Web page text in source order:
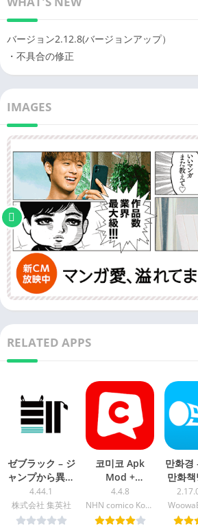
バージョン2.12.8(バージョンアップ）
・不具合の修正
IMAGES
RELATED APPS
ゼブラック – ジ
ャンプから異世
界モノまで毎日
読める！ apk
mod
4.44.1
株式会社 集英社
코미코 Apk
Mod +
Premium
Download For
Android
4.4.8
NHN comico Korea
만화경
만화
apk